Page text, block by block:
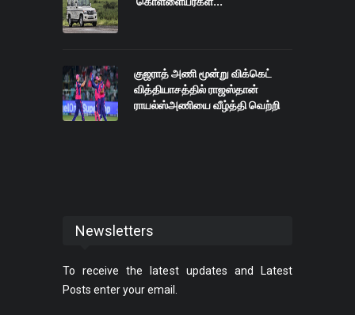
குஜராத் அணி மூன்று விக்கெட்
வித்தியாசத்தில் ராஜஸ்தான்
ராயல்ஸ்அணியை வீழ்த்தி வெற்றி
Newsletters
To receive the latest updates and Latest
Posts enter your email.